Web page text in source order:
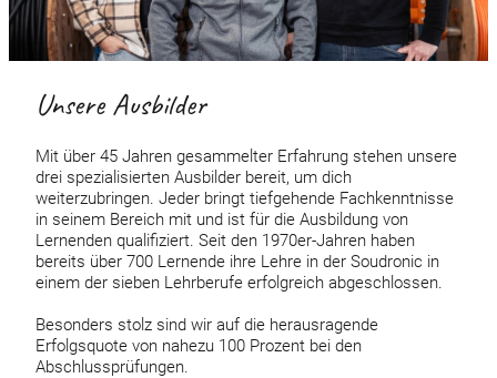
Unsere Ausbilder
Mit über 45 Jahren gesammelter Erfahrung stehen unsere
drei spezialisierten Ausbilder bereit, um dich
weiterzubringen. Jeder bringt tiefgehende Fachkenntnisse
in seinem Bereich mit und ist für die Ausbildung von
Lernenden qualifiziert. Seit den 1970er-Jahren haben
bereits über 700 Lernende ihre Lehre in der Soudronic in
einem der sieben Lehrberufe erfolgreich abgeschlossen.
Besonders stolz sind wir auf die herausragende
Erfolgsquote von nahezu 100 Prozent bei den
Abschlussprüfungen.